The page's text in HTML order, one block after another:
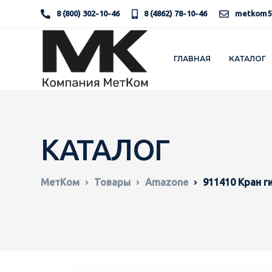
8 (800) 302-10-46 8 (4862) 78-10-46
ГЛАВНАЯ КАТАЛОГ
КАТАЛОГ
МетКом Товары Amazone 911410 Кран